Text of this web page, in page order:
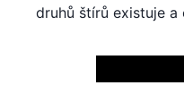
druhů štírů existuje